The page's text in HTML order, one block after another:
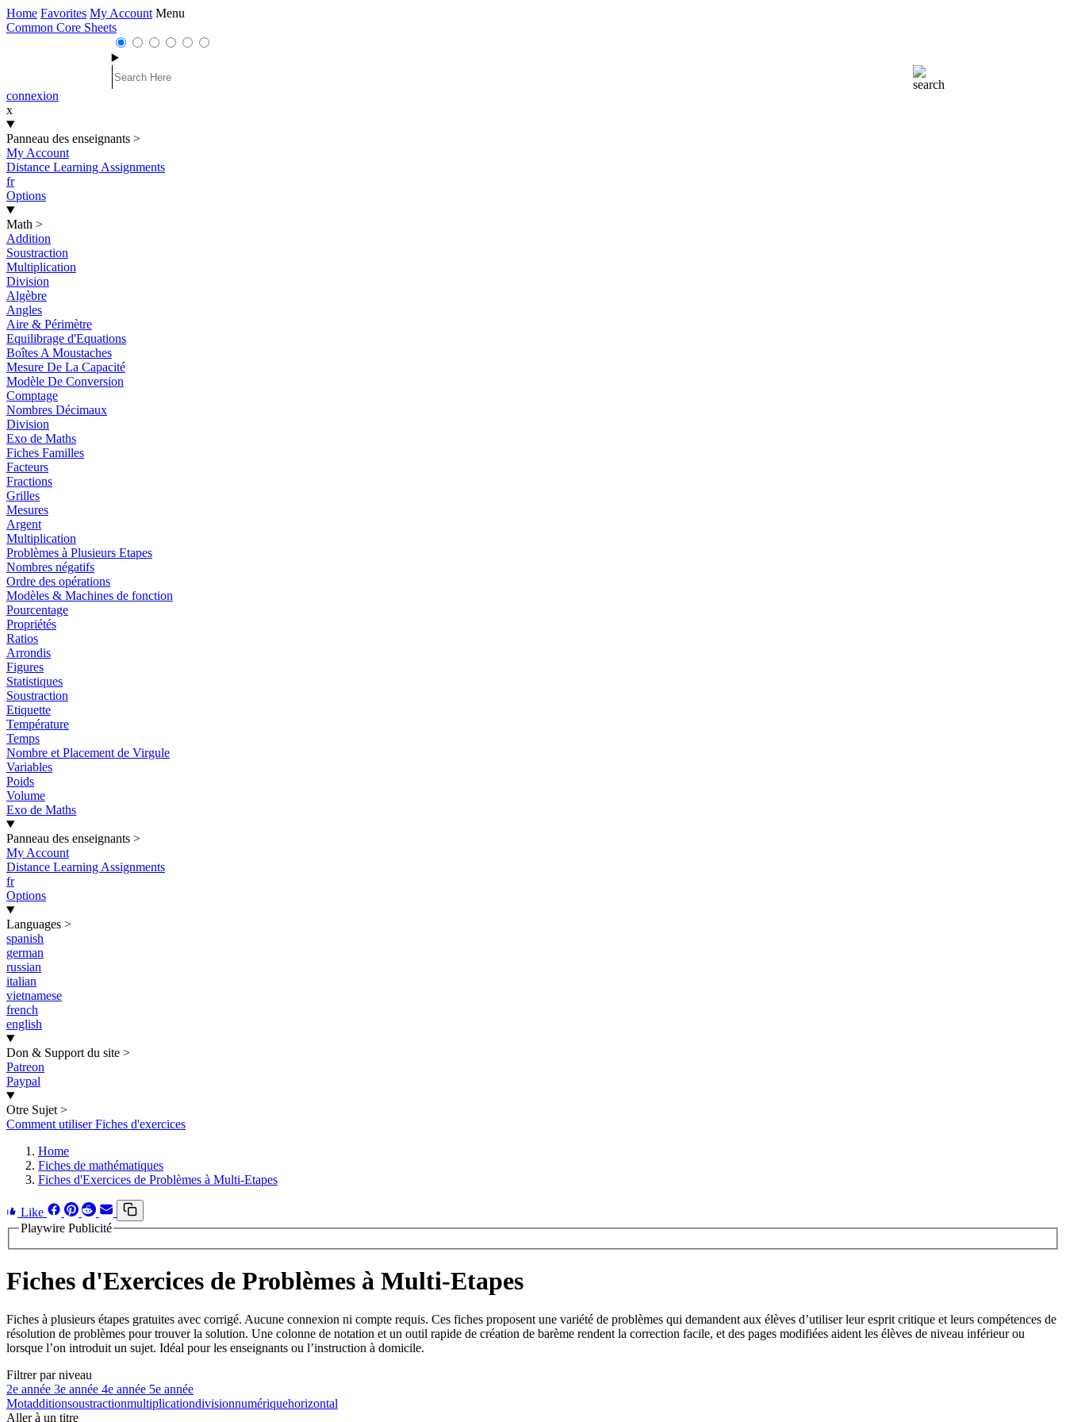
Home Favorites My Account Menu
Common Core Sheets
connexion
x
Panneau des enseignants >
My Account
Distance Learning Assignments
fr
Options
Math >
Addition
Soustraction
Multiplication
Division
Algèbre
Angles
Aire & Périmètre
Equilibrage d'Equations
Boîtes A Moustaches
Mesure De La Capacité
Modèle De Conversion
Comptage
Nombres Décimaux
Division
Exo de Maths
Fiches Familles
Facteurs
Fractions
Grilles
Mesures
Argent
Multiplication
Problèmes à Plusieurs Etapes
Nombres négatifs
Ordre des opérations
Modèles & Machines de fonction
Pourcentage
Propriétés
Ratios
Arrondis
Figures
Statistiques
Soustraction
Etiquette
Température
Temps
Nombre et Placement de Virgule
Variables
Poids
Volume
Exo de Maths
Panneau des enseignants >
My Account
Distance Learning Assignments
fr
Options
Languages >
spanish
german
russian
italian
vietnamese
french
english
Don & Support du site >
Patreon
Paypal
Otre Sujet >
Comment utiliser Fiches d'exercices
Home
Fiches de mathématiques
Fiches d'Exercices de Problèmes à Multi-Etapes
Like
Playwire Publicité
Fiches d'Exercices de Problèmes à Multi-Etapes
Fiches à plusieurs étapes gratuites avec corrigé. Aucune connexion ni compte requis. Ces fiches proposent une variété de problèmes qui demandent aux élèves d’utiliser leur esprit critique et leurs compétences de
résolution de problèmes pour trouver la solution. Une colonne de notation et un outil rapide de création de barème rendent la correction facile, et des pages modifiées aident les élèves de niveau inférieur ou
lorsque l’on introduit un sujet. Idéal pour les enseignants ou l’instruction à domicile.
Filtrer par niveau
2e année 3e année 4e année 5e année
Motadditionsoustractionmultiplicationdivisionnumériquehorizontal
Aller à un titre